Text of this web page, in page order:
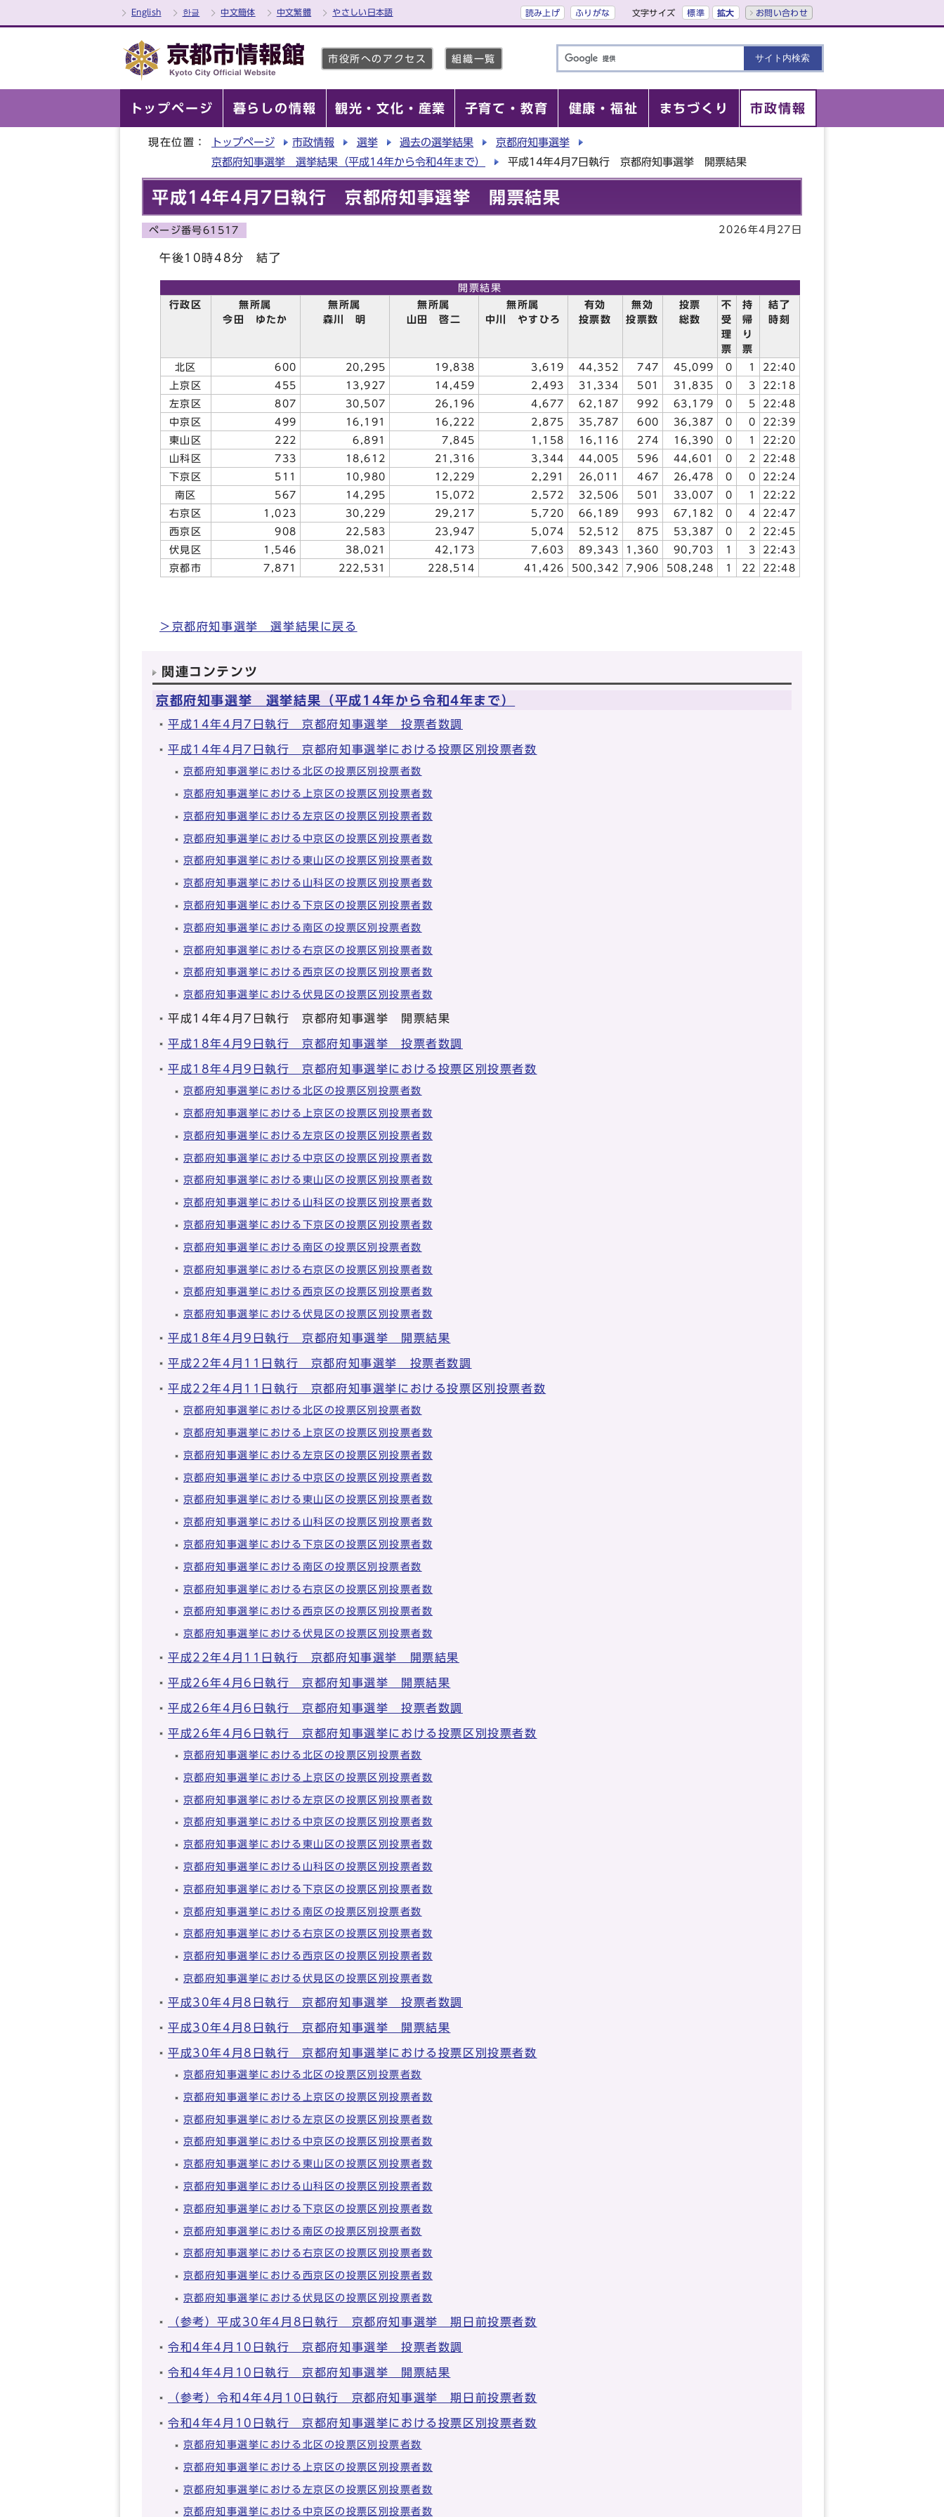
English 한글 中文簡体 中文繁體 やさしい日本語 読み上げ ふりがな 文字サイズ 標準 拡大 お問い合わせ
市役所へのアクセス 組織一覧
トップページ 暮らしの情報 観光・文化・産業 子育て・教育 健康・福祉 まちづくり 市政情報
現在位置： トップページ 市政情報 選挙 過去の選挙結果
京都府知事選挙
京都府知事選挙 選挙結果（平成14年から令和4年まで）
平成14年4月7日執行 京都府知事選挙 開票結果
平成14年4月7日執行 京都府知事選挙 開票結果
ページ番号61517 2026年4月27日
午後10時48分 結了
開票結果
行政区
無所属
今田 ゆたか
無所属
森川 明
無所属
山田 啓二
無所属
中川 やすひろ
有効
投票数
無効
投票数
投票
総数
不
受
理
票
持
帰
り
票
結了
時刻
北区 600 20,295 19,838 3,619 44,352 747 45,099 0 1
22:40
上京区
455 13,927 14,459 2,493 31,334 501 31,835 0 3
22:18
左京区
807 30,507 26,196 4,677 62,187 992 63,179 0 5
22:48
中京区
499 16,191 16,222 2,875 35,787 600 36,387 0 0
22:39
東山区
222 6,891 7,845 1,158 16,116 274 16,390 0 1
22:20
山科区
733 18,612 21,316 3,344 44,005 596 44,601 0 2
22:48
下京区
511 10,980 12,229 2,291 26,011 467 26,478 0 0
22:24
南区
567 14,295 15,072 2,572 32,506 501 33,007 0 1
22:22
右京区
1,023 30,229 29,217 5,720 66,189 993 67,182 0 4
22:47
西京区
908 22,583 23,947 5,074 52,512 875 53,387 0 2
22:45
伏見区
1,546 38,021 42,173 7,603 89,343 1,360 90,703 1 3
22:43
京都市
7,871 222,531 228,514 41,426 500,342 7,906 508,248 1 22 22:48
＞京都府知事選挙 選挙結果に戻る
関連コンテンツ
京都府知事選挙 選挙結果（平成14年から令和4年まで）
平成14年4月7日執行 京都府知事選挙 投票者数調
平成14年4月7日執行 京都府知事選挙における投票区別投票者数
京都府知事選挙における北区の投票区別投票者数
京都府知事選挙における上京区の投票区別投票者数
京都府知事選挙における左京区の投票区別投票者数
京都府知事選挙における中京区の投票区別投票者数
京都府知事選挙における東山区の投票区別投票者数
京都府知事選挙における山科区の投票区別投票者数
京都府知事選挙における下京区の投票区別投票者数
京都府知事選挙における南区の投票区別投票者数
京都府知事選挙における右京区の投票区別投票者数
京都府知事選挙における西京区の投票区別投票者数
京都府知事選挙における伏見区の投票区別投票者数
平成14年4月7日執行 京都府知事選挙 開票結果
平成18年4月9日執行 京都府知事選挙 投票者数調
平成18年4月9日執行 京都府知事選挙における投票区別投票者数
京都府知事選挙における北区の投票区別投票者数
京都府知事選挙における上京区の投票区別投票者数
京都府知事選挙における左京区の投票区別投票者数
京都府知事選挙における中京区の投票区別投票者数
京都府知事選挙における東山区の投票区別投票者数
京都府知事選挙における山科区の投票区別投票者数
京都府知事選挙における下京区の投票区別投票者数
京都府知事選挙における南区の投票区別投票者数
京都府知事選挙における右京区の投票区別投票者数
京都府知事選挙における西京区の投票区別投票者数
京都府知事選挙における伏見区の投票区別投票者数
平成18年4月9日執行 京都府知事選挙 開票結果
平成22年4月11日執行 京都府知事選挙 投票者数調
平成22年4月11日執行 京都府知事選挙における投票区別投票者数
京都府知事選挙における北区の投票区別投票者数
京都府知事選挙における上京区の投票区別投票者数
京都府知事選挙における左京区の投票区別投票者数
京都府知事選挙における中京区の投票区別投票者数
京都府知事選挙における東山区の投票区別投票者数
京都府知事選挙における山科区の投票区別投票者数
京都府知事選挙における下京区の投票区別投票者数
京都府知事選挙における南区の投票区別投票者数
京都府知事選挙における右京区の投票区別投票者数
京都府知事選挙における西京区の投票区別投票者数
京都府知事選挙における伏見区の投票区別投票者数
平成22年4月11日執行 京都府知事選挙 開票結果
平成26年4月6日執行 京都府知事選挙 開票結果
平成26年4月6日執行 京都府知事選挙 投票者数調
平成26年4月6日執行 京都府知事選挙における投票区別投票者数
京都府知事選挙における北区の投票区別投票者数
京都府知事選挙における上京区の投票区別投票者数
京都府知事選挙における左京区の投票区別投票者数
京都府知事選挙における中京区の投票区別投票者数
京都府知事選挙における東山区の投票区別投票者数
京都府知事選挙における山科区の投票区別投票者数
京都府知事選挙における下京区の投票区別投票者数
京都府知事選挙における南区の投票区別投票者数
京都府知事選挙における右京区の投票区別投票者数
京都府知事選挙における西京区の投票区別投票者数
京都府知事選挙における伏見区の投票区別投票者数
平成30年4月8日執行 京都府知事選挙 投票者数調
平成30年4月8日執行 京都府知事選挙 開票結果
平成30年4月8日執行 京都府知事選挙における投票区別投票者数
京都府知事選挙における北区の投票区別投票者数
京都府知事選挙における上京区の投票区別投票者数
京都府知事選挙における左京区の投票区別投票者数
京都府知事選挙における中京区の投票区別投票者数
京都府知事選挙における東山区の投票区別投票者数
京都府知事選挙における山科区の投票区別投票者数
京都府知事選挙における下京区の投票区別投票者数
京都府知事選挙における南区の投票区別投票者数
京都府知事選挙における右京区の投票区別投票者数
京都府知事選挙における西京区の投票区別投票者数
京都府知事選挙における伏見区の投票区別投票者数
（参考）平成30年4月8日執行 京都府知事選挙 期日前投票者数
令和4年4月10日執行 京都府知事選挙 投票者数調
令和4年4月10日執行 京都府知事選挙 開票結果
（参考）令和4年4月10日執行 京都府知事選挙 期日前投票者数
令和4年4月10日執行 京都府知事選挙における投票区別投票者数
京都府知事選挙における北区の投票区別投票者数
京都府知事選挙における上京区の投票区別投票者数
京都府知事選挙における左京区の投票区別投票者数
京都府知事選挙における中京区の投票区別投票者数